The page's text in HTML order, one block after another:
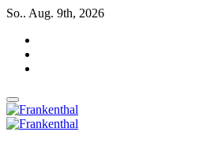
Zum
springen
So.. Aug. 9th, 2026
INSIDE FRANKENTHAL